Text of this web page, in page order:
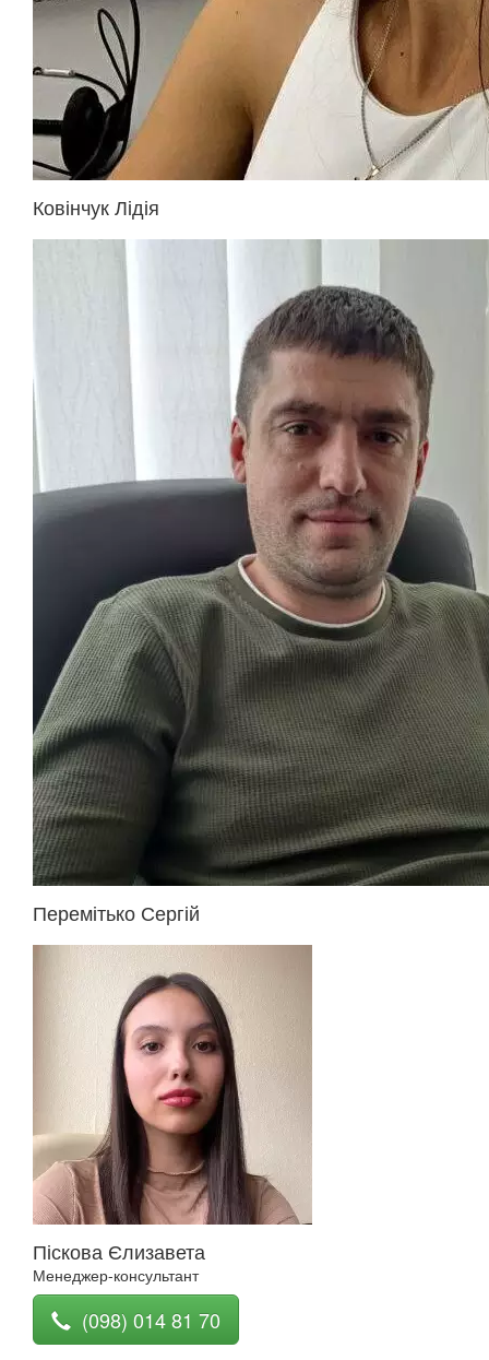
Ковінчук Лідія
Перемітько Сергій
Піскова Єлизавета
Менеджер-консультант
(098) 014 81 70